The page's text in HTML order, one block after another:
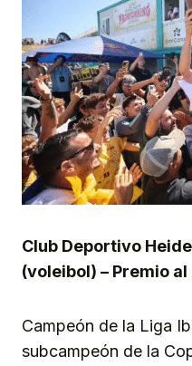
Club Deportivo
(voleibol) – Premio
Campeón de la Liga
subcampeón de la